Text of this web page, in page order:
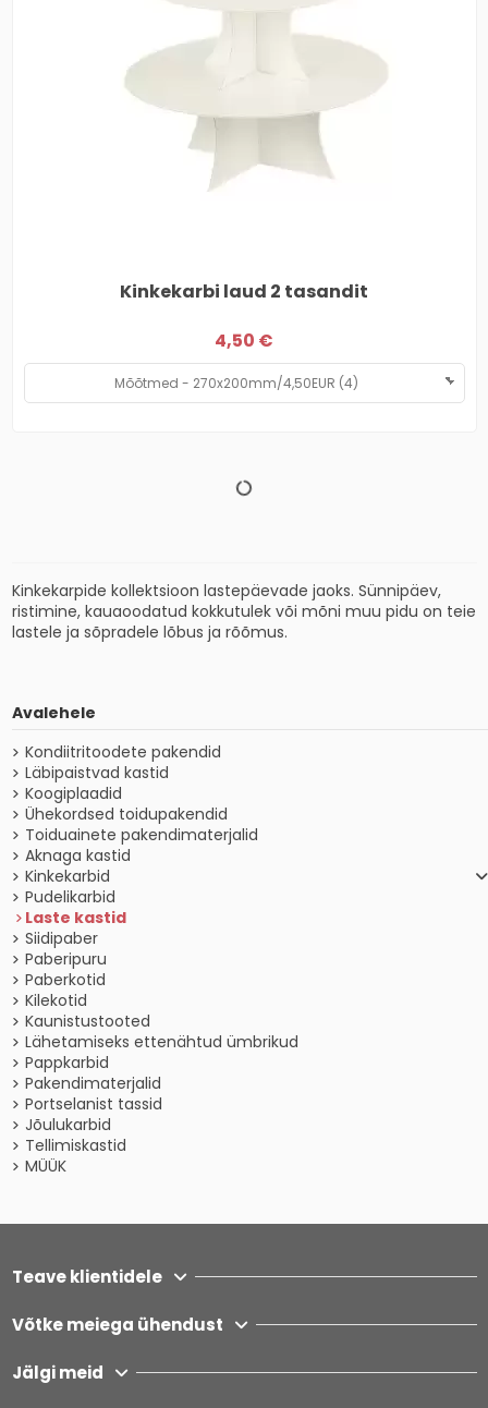
Kinkekarbi laud 2 tasandit
4,50 €
Kinkekarpide kollektsioon lastepäevade jaoks. Sünnipäev,
ristimine, kauaoodatud kokkutulek või mõni muu pidu on teie
lastele ja sõpradele lõbus ja rõõmus.
Avalehele
Kondiitritoodete pakendid
Läbipaistvad kastid
Koogiplaadid
Ühekordsed toidupakendid
Toiduainete pakendimaterjalid
Aknaga kastid
Kinkekarbid
Pudelikarbid
Laste kastid
Siidipaber
Paberipuru
Paberkotid
Kilekotid
Kaunistustooted
Lähetamiseks ettenähtud ümbrikud
Pappkarbid
Pakendimaterjalid
Portselanist tassid
Jõulukarbid
Tellimiskastid
MÜÜK
Teave klientidele
Võtke meiega ühendust
Jälgi meid